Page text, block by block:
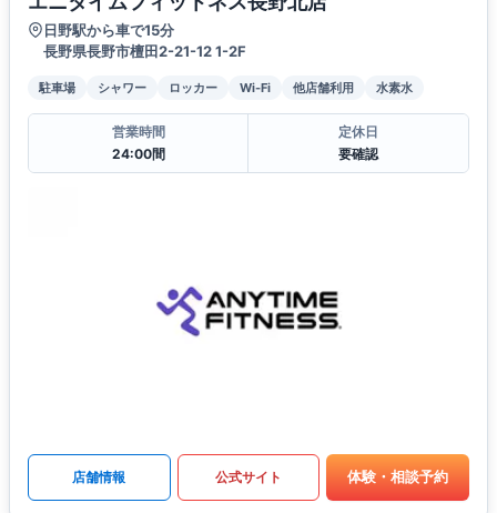
日野駅から車で15分
長野県長野市檀田2-21-12 1-2F
駐車場 シャワー ロッカー Wi-Fi 他店舗利用 水素水
営業時間
24:00間
定休日
要確認
店舗情報 公式サイト 体験・相談予約